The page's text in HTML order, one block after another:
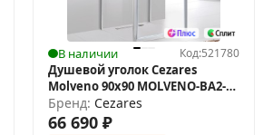
В наличии Код:521780
Душевой уголок Cezares
Molveno 90x90 MOLVENO-BA2-
90/90-C-Cr-IV
Бренд: Cezares
66 690₽